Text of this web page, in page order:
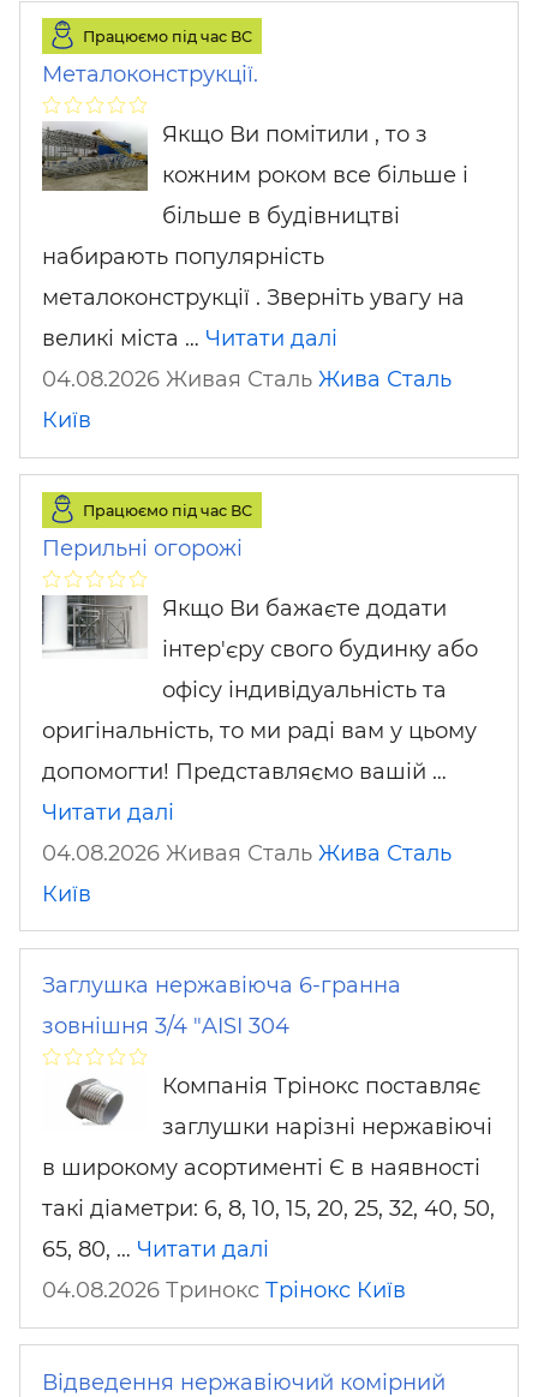
Працюємо під час ВС
Металоконструкції.
Якщо Ви помітили , то з
кожним роком все більше і
більше в будівництві
набирають популярність
металоконструкції . Зверніть увагу на
великі міста … Читати далі
04.08.2026 Живая Сталь Жива Сталь
Київ
Працюємо під час ВС
Перильні огорожі
Якщо Ви бажаєте додати
інтер'єру свого будинку або
офісу індивідуальність та
оригінальність, то ми раді вам у цьому
допомогти! Представляємо вашій …
Читати далі
04.08.2026 Живая Сталь Жива Сталь
Київ
Заглушка нержавіюча 6-гранна
зовнішня 3/4 "AISI 304
Компанія Трінокс поставляє
заглушки нарізні нержавіючі
в широкому асортименті Є в наявності
такі діаметри: 6, 8, 10, 15, 20, 25, 32, 40, 50,
65, 80, … Читати далі
04.08.2026 Тринокс Трінокс Київ
Відведення нержавіючий комірний